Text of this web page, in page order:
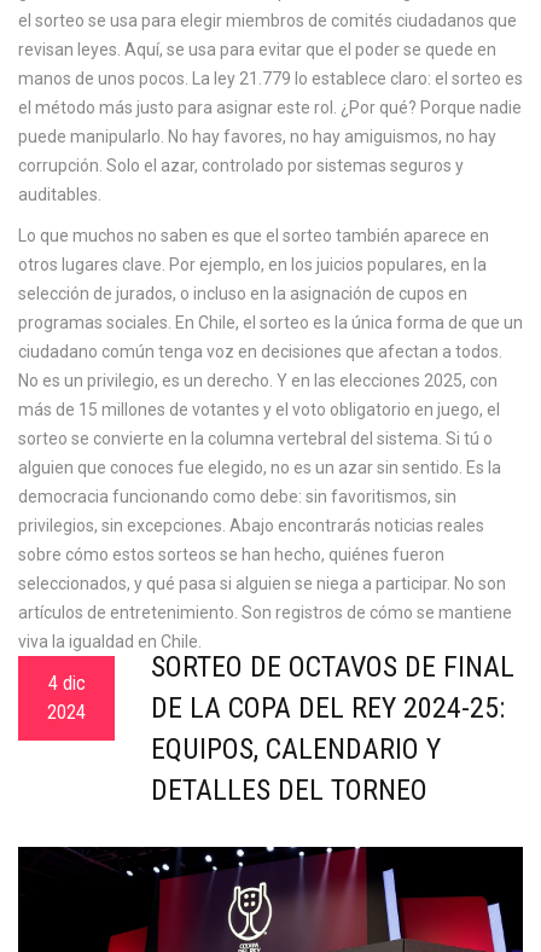
el sorteo se usa para elegir miembros de comités ciudadanos que
revisan leyes. Aquí, se usa para evitar que el poder se quede en
manos de unos pocos. La ley 21.779 lo establece claro: el sorteo es
el método más justo para asignar este rol. ¿Por qué? Porque nadie
puede manipularlo. No hay favores, no hay amiguismos, no hay
corrupción. Solo el azar, controlado por sistemas seguros y
auditables.
Lo que muchos no saben es que el sorteo también aparece en
otros lugares clave. Por ejemplo, en los juicios populares, en la
selección de jurados, o incluso en la asignación de cupos en
programas sociales. En Chile, el sorteo es la única forma de que un
ciudadano común tenga voz en decisiones que afectan a todos.
No es un privilegio, es un derecho. Y en las elecciones 2025, con
más de 15 millones de votantes y el voto obligatorio en juego, el
sorteo se convierte en la columna vertebral del sistema. Si tú o
alguien que conoces fue elegido, no es un azar sin sentido. Es la
democracia funcionando como debe: sin favoritismos, sin
privilegios, sin excepciones. Abajo encontrarás noticias reales
sobre cómo estos sorteos se han hecho, quiénes fueron
seleccionados, y qué pasa si alguien se niega a participar. No son
artículos de entretenimiento. Son registros de cómo se mantiene
viva la igualdad en Chile.
4 dic
2024
SORTEO DE OCTAVOS DE FINAL
DE LA COPA DEL REY 2024-25:
EQUIPOS, CALENDARIO Y
DETALLES DEL TORNEO